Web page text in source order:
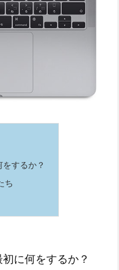
するか？
ち
に何をするか？